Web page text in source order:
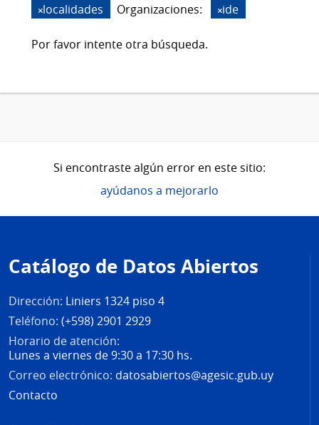
localidades
Organizaciones: ide
Por favor intente otra búsqueda.
Si encontraste algún error en este sitio:
ayúdanos a mejorarlo
de
página
Catálogo de Datos Abiertos
Dirección: Liniers 1324 piso 4
Teléfono: (+598) 2901 2929
Horario de atención:
Lunes a viernes de 9:30 a 17:30 hs.
Correo electrónico: datosabiertos@agesic.gub.uy
Contacto